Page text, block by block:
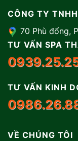
CÔNG TY
70 Phù đổng,
TƯ VẤN SPA
TƯ VẤN KINH
VỀ CHÚNG TÔI